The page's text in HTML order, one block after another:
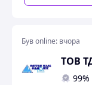
Був online: вчора
ТОВ
99%